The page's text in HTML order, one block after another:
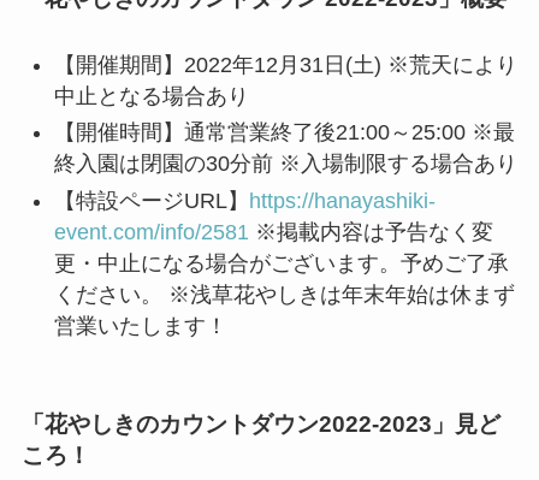
【開催期間】2022年12月31日(土) ※荒天により
中止となる場合あり
【開催時間】通常営業終了後21:00～25:00 ※最
終入園は閉園の30分前 ※入場制限する場合あり
【特設ページURL】 https://hanayashiki-
event.com/info/2581 ※掲載内容は予告なく変
更・中止になる場合がございます。予めご了承
ください。 ※浅草花やしきは年末年始は休まず
営業いたします！
「花やしきのカウントダウン2022-2023」見ど
ころ！